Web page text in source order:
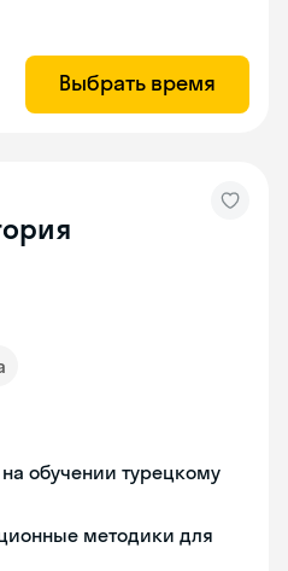
Выбрать время
обучении турецкому
методики для